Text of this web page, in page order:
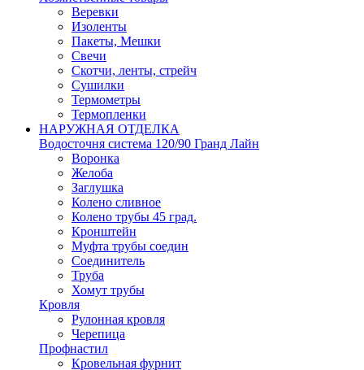
Веревки
Изоленты
Пакеты, Мешки
Свечи
Скотчи, ленты, стрейч
Сушилки
Термометры
Термопленки
НАРУЖНАЯ ОТДЕЛКА
Водосточня система 120/90 Гранд Лайн
Воронка
Желоба
Заглушка
Колено сливное
Колено трубы 45 град.
Кронштейн
Муфта трубы соедин
Соединитель
Труба
Хомут трубы
Кровля
Рулонная кровля
Черепица
Профнастил
Кровельная фурнит